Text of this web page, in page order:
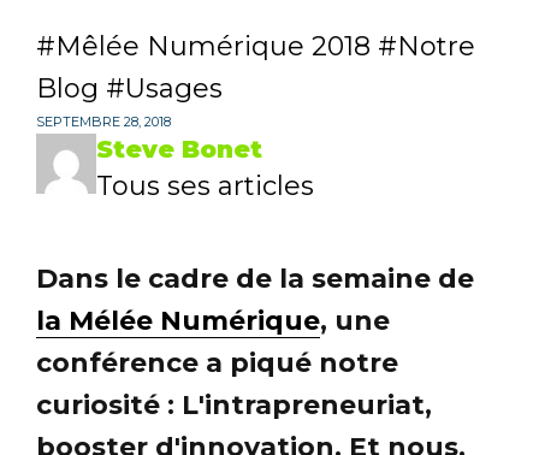
Mêlée Numérique 2018
Notre
Blog
Usages
SEPTEMBRE 28, 2018
Steve Bonet
Tous ses articles
Dans le cadre de la semaine de
la Mélée Numérique, une
conférence a piqué notre
curiosité : L'intrapreneuriat,
booster d'innovation. Et nous,